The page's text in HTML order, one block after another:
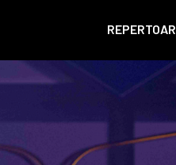
REPERTOAR